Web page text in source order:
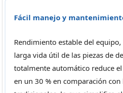
Fácil manejo y
Rendimiento estable del
larga vida útil de las piezas de
totalmente automático reduce
en un 30 % en comparación